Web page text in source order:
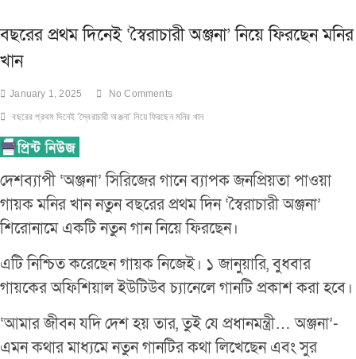
বছরের প্রথম দিনেই ‘স্বৈরাচারী অঞ্জনা’ নিয়ে ফিরছেন মনির
খান
January 1, 2025 No Comments
বছরের প্রথম দিনেই ‘স্বৈরাচারী অঞ্জনা’ নিয়ে ফিরছেন মনির খান
দেশব্যাপী ‘অঞ্জনা’ সিরিজের গানে ব্যাপক জনপ্রিয়তা পাওয়া
গায়ক মনির খান নতুন বছরের প্রথম দিন ‘স্বৈরাচারী অঞ্জনা’
শিরোনামে একটি নতুন গান নিয়ে ফিরছেন।
এটি নিশ্চিত করেছেন গায়ক নিজেই। ১ জানুয়ারি, বুধবার
গায়কের অফিশিয়াল ইউটিউব চ্যানেলে গানটি প্রকাশ করা হবে।
‘আমার জীবন যদি দেশ হয় তার, তুই যে প্রধানমন্ত্রী… অঞ্জনা’-
এমন কথার মাধ্যমে নতুন গানটির কথা লিখেছেন এবং সুর